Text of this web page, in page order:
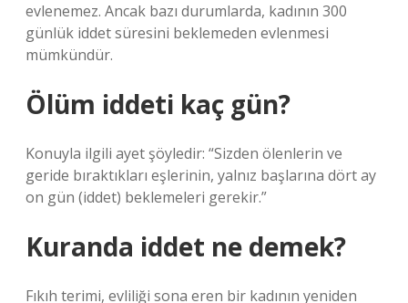
evlenemez. Ancak bazı durumlarda, kadının 300
günlük iddet süresini beklemeden evlenmesi
mümkündür.
Ölüm iddeti kaç gün?
Konuyla ilgili ayet şöyledir: “Sizden ölenlerin ve
geride bıraktıkları eşlerinin, yalnız başlarına dört ay
on gün (iddet) beklemeleri gerekir.”
Kuranda iddet ne demek?
Fıkıh terimi, evliliği sona eren bir kadının yeniden